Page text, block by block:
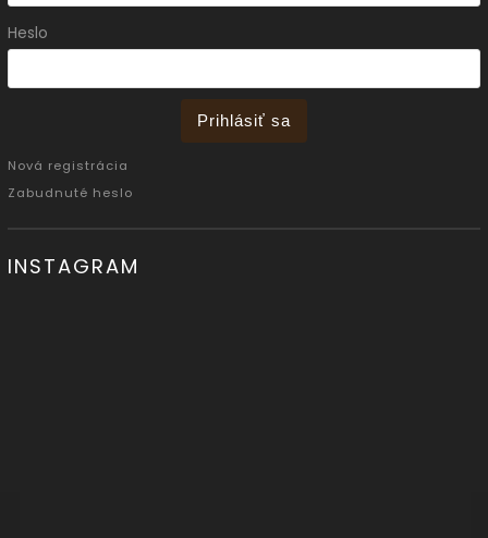
Heslo
Prihlásiť sa
Nová registrácia
Zabudnuté heslo
INSTAGRAM